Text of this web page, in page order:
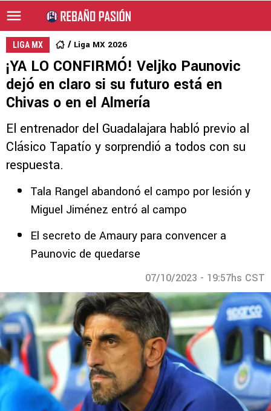
LIGA MX Liga MX 2026
¡YA LO CONFIRMÓ! Veljko Paunovic
dejó en claro si su futuro está en
Chivas o en el Almería
El entrenador del Guadalajara habló previo al
Clásico Tapatío y sorprendió a todos con su
respuesta.
Tala Rangel abandonó el campo por lesión y
Miguel Jiménez entró al campo
El secreto de Amaury para convencer a
Paunovic de quedarse
07/10/2023 - 19:57hs CST